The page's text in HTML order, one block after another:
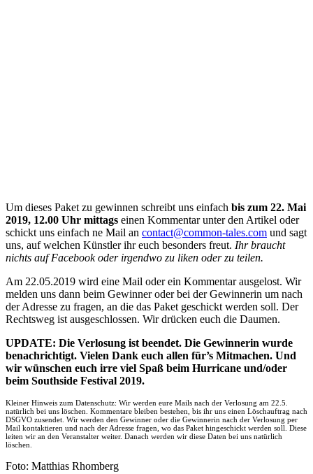
Um dieses Paket zu gewinnen schreibt uns einfach bis zum 22. Mai
2019, 12.00 Uhr mittags einen Kommentar unter den Artikel oder
schickt uns einfach ne Mail an contact@common-tales.com und sagt
uns, auf welchen Künstler ihr euch besonders freut. Ihr braucht
nichts auf Facebook oder irgendwo zu liken oder zu teilen.
Am 22.05.2019 wird eine Mail oder ein Kommentar ausgelost. Wir
melden uns dann beim Gewinner oder bei der Gewinnerin um nach
der Adresse zu fragen, an die das Paket geschickt werden soll. Der
Rechtsweg ist ausgeschlossen. Wir drücken euch die Daumen.
UPDATE: Die Verlosung ist beendet. Die Gewinnerin wurde
benachrichtigt. Vielen Dank euch allen für’s Mitmachen. Und
wir wünschen euch irre viel Spaß beim Hurricane und/oder
beim Southside Festival 2019.
Kleiner Hinweis zum Datenschutz: Wir werden eure Mails nach der Verlosung am 22.5.
natürlich bei uns löschen. Kommentare bleiben bestehen, bis ihr uns einen Löschauftrag nach
DSGVO zusendet. Wir werden den Gewinner oder die Gewinnerin nach der Verlosung per
Mail kontaktieren und nach der Adresse fragen, wo das Paket hingeschickt werden soll. Diese
leiten wir an den Veranstalter weiter. Danach werden wir diese Daten bei uns natürlich
löschen.
Foto: Matthias Rhomberg